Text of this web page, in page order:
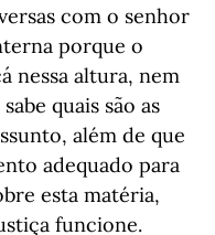
com o senhor
porque o
nessa altura, nem
quais são as
além de que
adequado para
esta matéria,
funcione.